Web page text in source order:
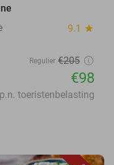
9.1 star
Regulier €205
€98
toeristenbelasting